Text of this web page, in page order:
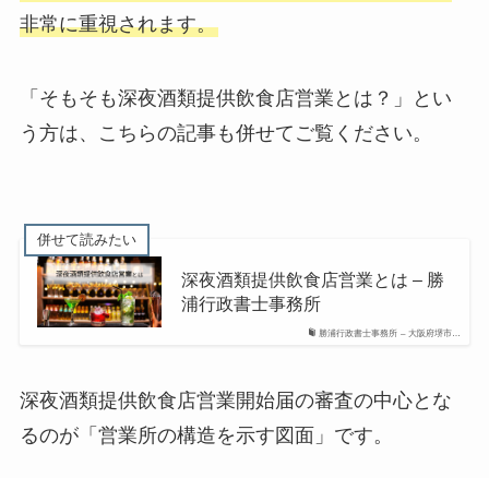
非常に重視されます。
「そもそも深夜酒類提供飲食店営業とは？」とい
う方は、こちらの記事も併せてご覧ください。
勝浦行政書士事務所 – 大阪府堺市…
深夜酒類提供飲食店営業とは – 勝
浦行政書士事務所
深夜酒類提供飲食店営業開始届の審査の中心とな
るのが「営業所の構造を示す図面」です。